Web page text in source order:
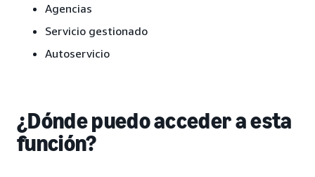
Agencias
Servicio gestionado
Autoservicio
¿Dónde puedo acceder a esta
función?